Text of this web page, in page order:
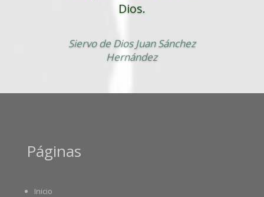
Dios.
Siervo de Dios Juan Sánchez
Hernández
Páginas
Inicio